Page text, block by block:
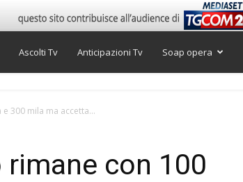
Ascolti Tv Anticipazioni Tv Soap opera
300 mila ma accetta...
con 100